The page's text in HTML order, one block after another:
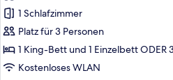
Superior-
Zimmer
(Extra
Bed
1 Schlafzimmer
Platz für 3 Personen
1 King-Bett und 1 Einzelbett ODER
Kostenloses WLAN